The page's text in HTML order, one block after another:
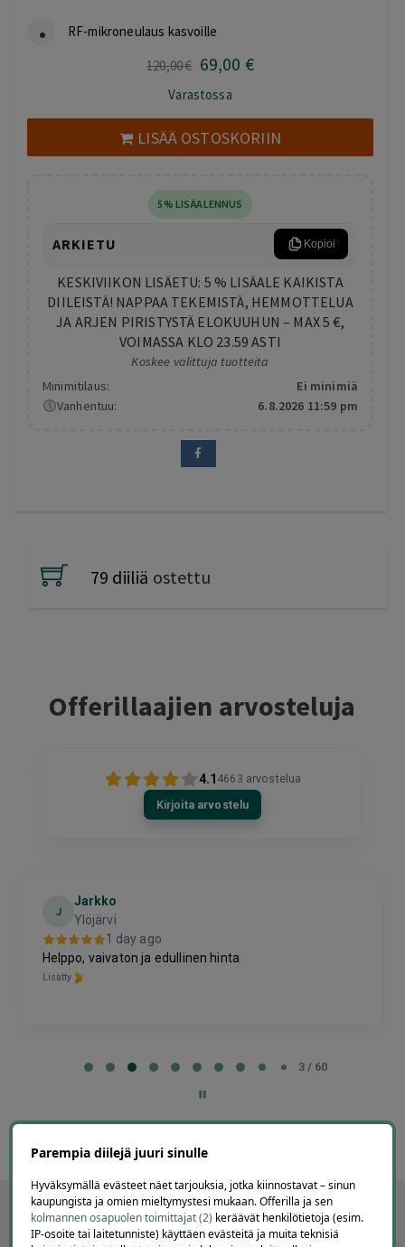
RF-mikroneulaus kasvoille
120,00€ Alkuperäinen
oli:
120,00 €.
69,00 €Nykyinen
69,00 €.
Varastossa
LISÄÄ OSTOSKORIIN
5% LISÄALENNUS
ARKIETU Kopioi
KESKIVIIKON LISÄETU: 5 % LISÄALE KAIKISTA
DIILEISTÄ! NAPPAA TEKEMISTÄ, HEMMOTTELUA
JA ARJEN PIRISTYSTÄ ELOKUUHUN – MAX 5 €,
VOIMASSA KLO 23.59 ASTI
Koskee valittuja tuotteita
Minimitilaus:
Ei minimiä
Vanhentuu:
6.8.2026 11:59 pm
79 diiliä ostettu
Offerillaajien arvosteluja
4.1 4663 arvostelua
Kirjoita arvostelu
J
Jarkko
Ylöjärvi
1 day ago
Helppo, vaivaton ja edullinen hinta
Lisätty
3 / 60
Parempia diilejä juuri sinulle
Hyväksymällä evästeet näet tarjouksia, jotka kiinnostavat – sinun
kaupungista ja omien mieltymystesi mukaan. Offerilla ja sen
kolmannen osapuolen toimittajat (2) keräävät henkilötietoja (esim.
IP-osoite tai laitetunniste) käyttäen evästeitä ja muita teknisiä